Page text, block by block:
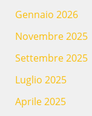
Gennaio 2026
Novembre 2025
Settembre 2025
Luglio 2025
Aprile 2025